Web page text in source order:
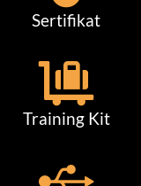
Sertifikat
Training Kit